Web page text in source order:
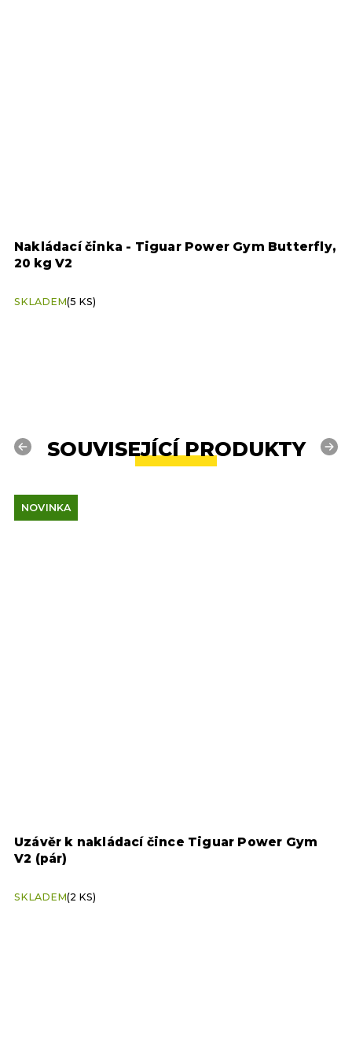
Nakládací činka - Tiguar Power Gym Butterfly,
20 kg V2
SKLADEM(5 KS)
SOUVISEJÍCÍ PRODUKTY
Previous
NOVINKA
Nakládací činka Tiguar Power Gym V2 (pouze
nakládací činka)
SKLADEM ZA 2-3 TÝDNY
Next
Z